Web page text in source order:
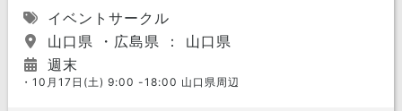
イベントサークル
山口県 ・広島県 ： 山口県
週末
・10月17日(土) 9:00 -18:00 山口県周辺